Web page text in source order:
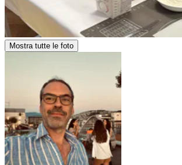
Mostra tutte le foto